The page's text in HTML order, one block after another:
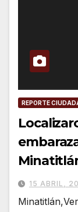
REPORTE
15 ABRIL,